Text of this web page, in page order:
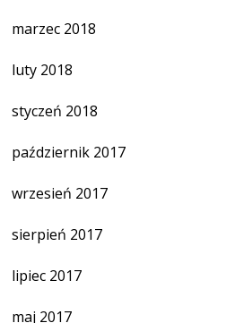
marzec 2018
luty 2018
styczeń 2018
październik 2017
wrzesień 2017
sierpień 2017
lipiec 2017
maj 2017